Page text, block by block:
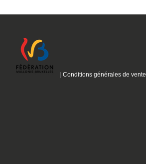
Conditions générales de vente